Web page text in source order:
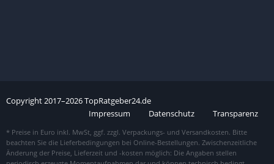
Copyright2017–2026TopRatgeber24.de
Impressum
Datenschutz Transparenz